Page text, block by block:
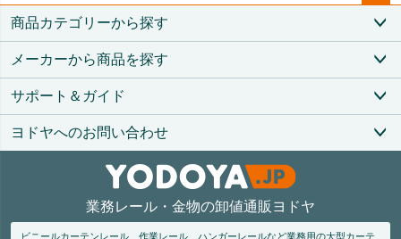
ペー
ップ
商品カテゴリーから探す
メーカーから商品を探す
サポート＆ガイド
ヨドヤへのお問い合わせ
業務レール・金物の卸値通販ヨドヤ
ビニールカーテンレール、作業レール、ハンガーレールなど業務用の大型カーテ